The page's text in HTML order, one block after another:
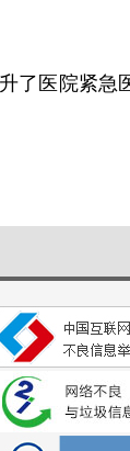
了医院紧急